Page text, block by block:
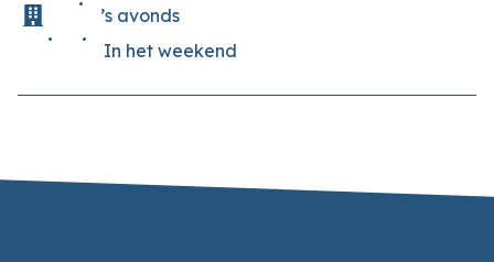
’s avonds
In het weekend